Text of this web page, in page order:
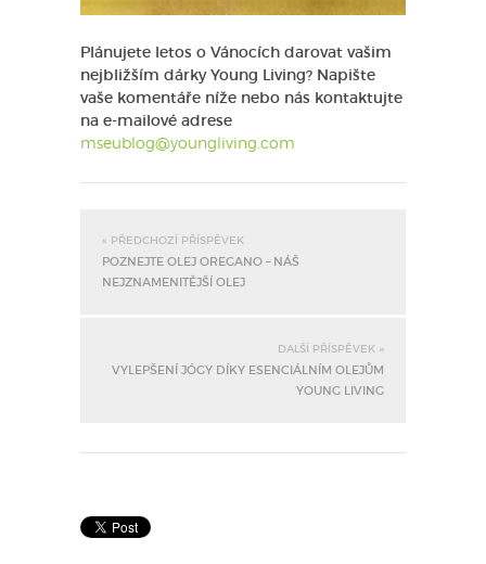
Plánujete letos o Vánocích darovat vašim
nejbližším dárky Young Living? Napište
vaše komentáře níže nebo nás kontaktujte
na e-mailové adrese
mseublog@youngliving.com
« PŘEDCHOZÍ PŘÍSPĚVEK
POZNEJTE OLEJ OREGANO – NÁŠ
NEJZNAMENITĚJŠÍ OLEJ
DALŠÍ PŘÍSPĚVEK »
VYLEPŠENÍ JÓGY DÍKY ESENCIÁLNÍM OLEJŮM
YOUNG LIVING